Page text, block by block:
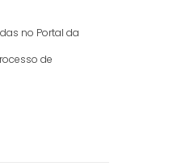
no Portal da
de